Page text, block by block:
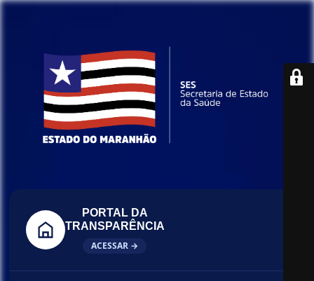
PORTAL DA
TRANSPARÊNCIA
ACESSAR →